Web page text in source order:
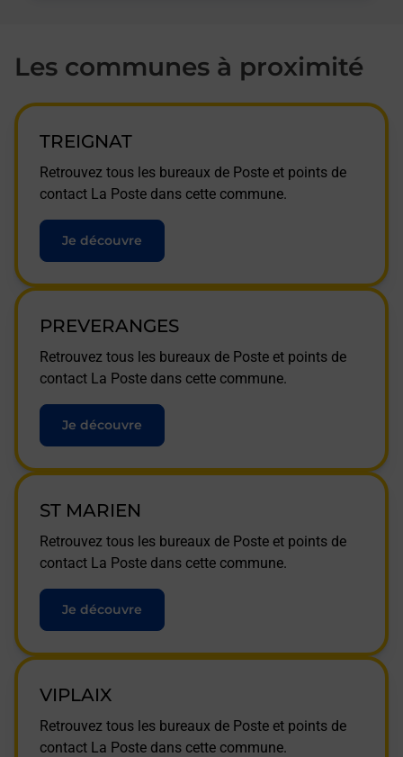
Les communes à proximité
TREIGNAT
Retrouvez tous les bureaux de Poste et points de
contact La Poste dans cette commune.
Je découvre
PREVERANGES
Retrouvez tous les bureaux de Poste et points de
contact La Poste dans cette commune.
Je découvre
ST MARIEN
Retrouvez tous les bureaux de Poste et points de
contact La Poste dans cette commune.
Je découvre
VIPLAIX
Retrouvez tous les bureaux de Poste et points de
contact La Poste dans cette commune.